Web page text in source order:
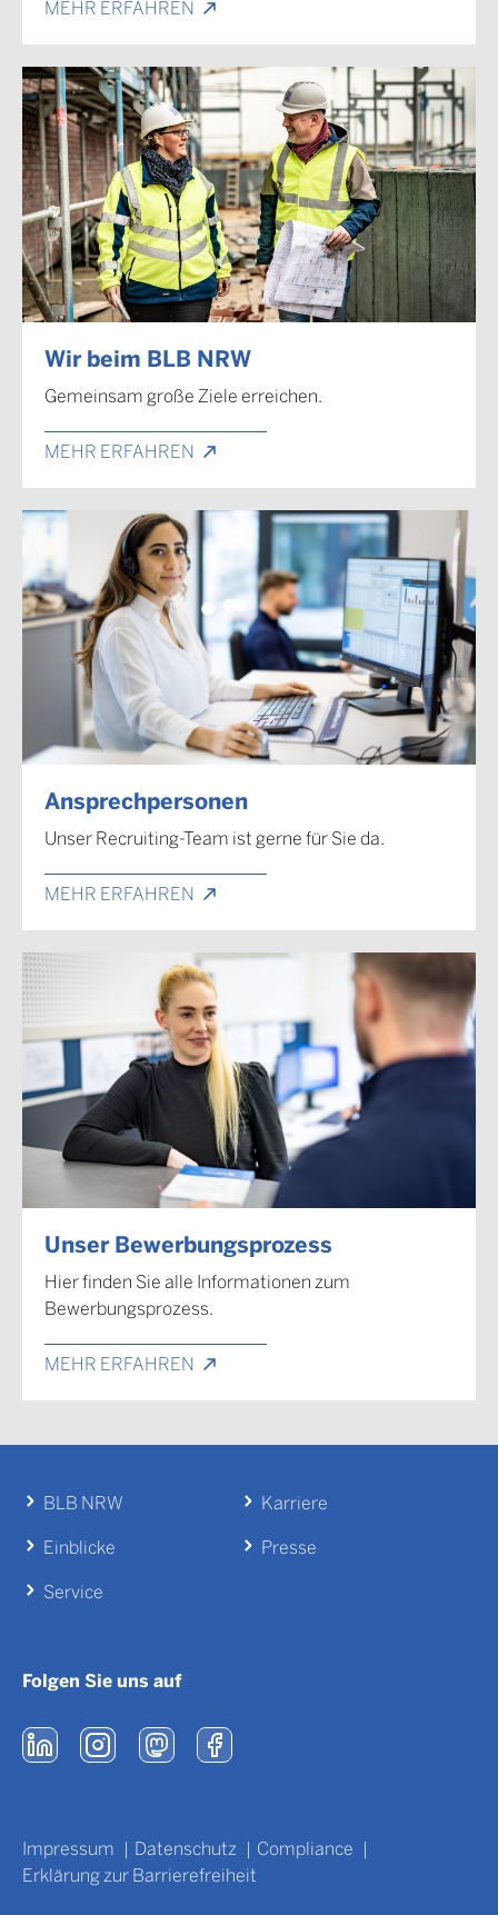
MEHR ERFAHREN
Wir beim BLB NRW
Gemeinsam große Ziele erreichen.
MEHR ERFAHREN
Ansprechpersonen
Unser Recruiting-Team ist gerne für Sie da.
MEHR ERFAHREN
Unser Bewerbungsprozess
Hier finden Sie alle Informationen zum
Bewerbungsprozess.
MEHR ERFAHREN
BLB NRW
Einblicke
Service
Karriere
Presse
Folgen Sie uns auf
Impressum Datenschutz
Compliance
Erklärung zur Barrierefreiheit